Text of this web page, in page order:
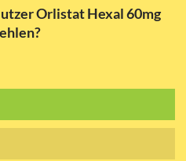
Orlistat Hexal 60mg